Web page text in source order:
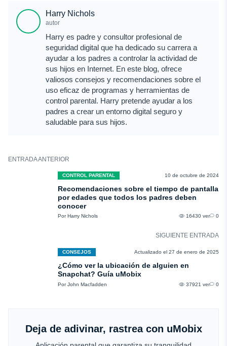
Harry Nichols
autor
Harry es padre y consultor profesional de
seguridad digital que ha dedicado su carrera a
ayudar a los padres a controlar la actividad de
sus hijos en Internet. En este blog, ofrece
valiosos consejos y recomendaciones sobre el
uso eficaz de programas y herramientas de
control parental. Harry pretende ayudar a los
padres a crear un entorno digital seguro y
saludable para sus hijos.
ENTRADA ANTERIOR
CONTROL PARENTAL 10 de octubre de 2024
Recomendaciones sobre el tiempo de pantalla
por edades que todos los padres deben
conocer
Por Harry Nichols 16430 ver 0
SIGUIENTE ENTRADA
CONSEJOS Actualizado el 27 de enero de 2025
¿Cómo ver la ubicación de alguien en
Snapchat? Guía uMobix
Por John Macfadden 37921 ver 0
Deja de adivinar, rastrea con uMobix